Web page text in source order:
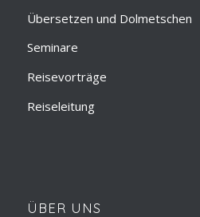
Übersetzen und Dolmetschen
Seminare
Reisevorträge
Reiseleitung
ÜBER UNS